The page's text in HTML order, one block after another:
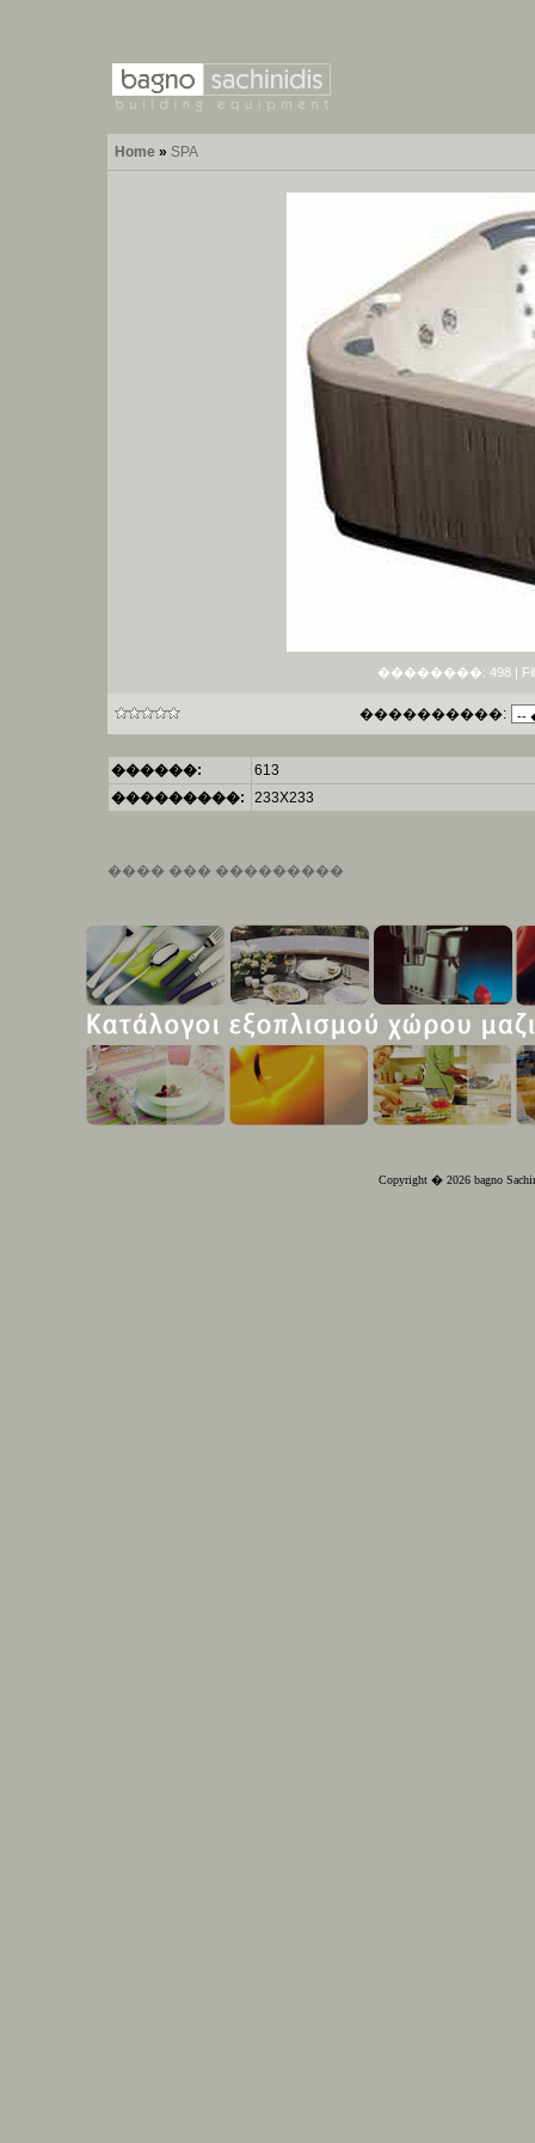
Home » SPA
��������: 498 | File
����������:
������:
613
���������:
233X233
���� ��� ���������
Copyright � 2026 bagno